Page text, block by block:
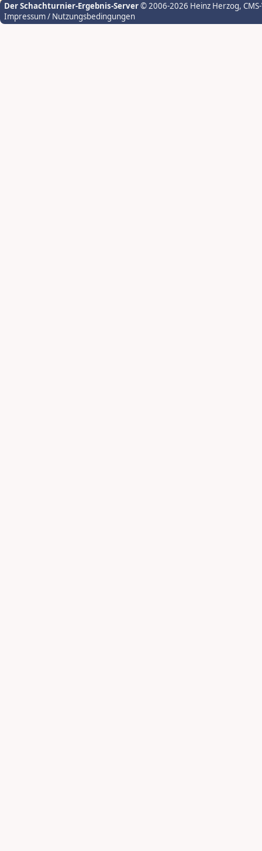
Der Schachturnier-Ergebnis-Server© 2006-2026 Heinz Herzog,
Impressum / Nutzungsbedingungen